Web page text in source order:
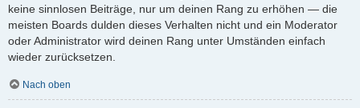
keine sinnlosen Beiträge, nur um deinen Rang zu erhöhen — die
meisten Boards dulden dieses Verhalten nicht und ein Moderator
oder Administrator wird deinen Rang unter Umständen einfach
wieder zurücksetzen.
Nach oben